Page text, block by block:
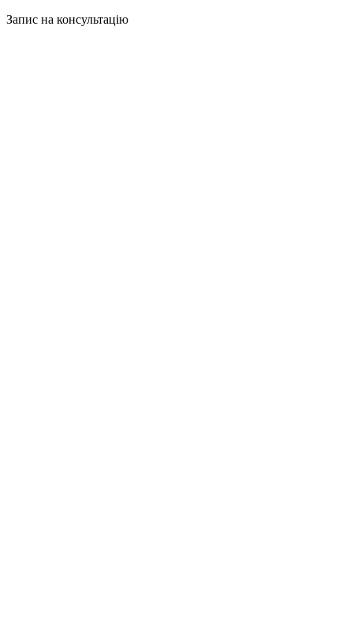
Запис на консультацію